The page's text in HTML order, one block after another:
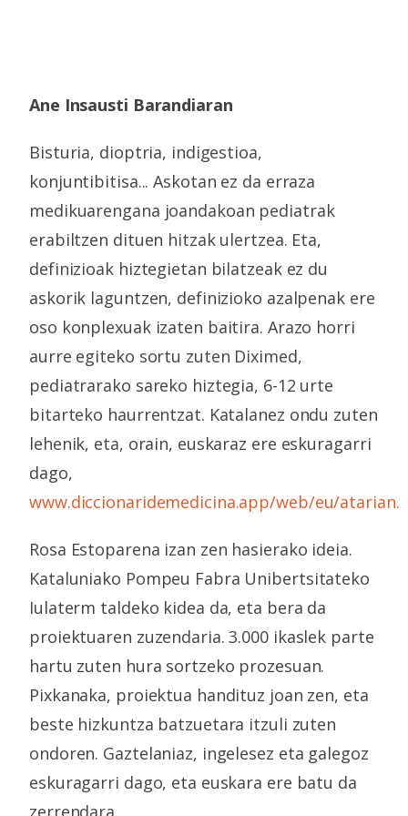
Ane Insausti Barandiaran
Bisturia, dioptria, indigestioa,
konjuntibitisa... Askotan ez da erraza
medikuarengana joandakoan pediatrak
erabiltzen dituen hitzak ulertzea. Eta,
definizioak hiztegietan bilatzeak ez du
askorik laguntzen, definizioko azalpenak ere
oso konplexuak izaten baitira. Arazo horri
aurre egiteko sortu zuten Diximed,
pediatrarako sareko hiztegia, 6-12 urte
bitarteko haurrentzat. Katalanez ondu zuten
lehenik, eta, orain, euskaraz ere eskuragarri
dago,
www.diccionaridemedicina.app/web/eu/atarian.
Rosa Estoparena izan zen hasierako ideia.
Kataluniako Pompeu Fabra Unibertsitateko
Iulaterm taldeko kidea da, eta bera da
proiektuaren zuzendaria. 3.000 ikaslek parte
hartu zuten hura sortzeko prozesuan.
Pixkanaka, proiektua handituz joan zen, eta
beste hizkuntza batzuetara itzuli zuten
ondoren. Gaztelaniaz, ingelesez eta galegoz
eskuragarri dago, eta euskara ere batu da
zerrendara.